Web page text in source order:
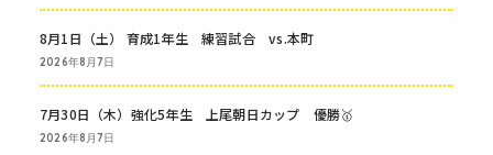
8月1日（土） 育成1年生 練習試合 vs.本町
2026年8月7日
7月30日（木）強化5年生 上尾朝日カップ 優勝🥇
2026年8月7日